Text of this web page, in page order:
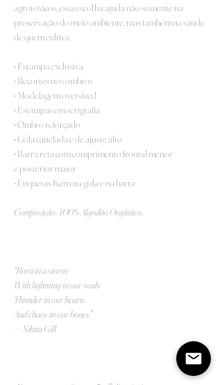
agrotóxicos, essa escolha ajuda não somente na
preservação do meio ambiente, mas também na saúde
de quem cultiva.
• Estampa exclusiva
• Recortes nos ombros
• Modelagem oversized
• Estampas em serigrafia
• Ombro reforçado
• Gola canelada e de ajuste alto
• Barra reta com comprimento frontal menor
e posterior maior
• Etiquetas Kern na gola e na barra
Composição: 100% Algodão Orgânico.
"Born in a storm
With lightning in our souls
Thunder in our hearts
And chaos in our bones"
— Nikita Gill